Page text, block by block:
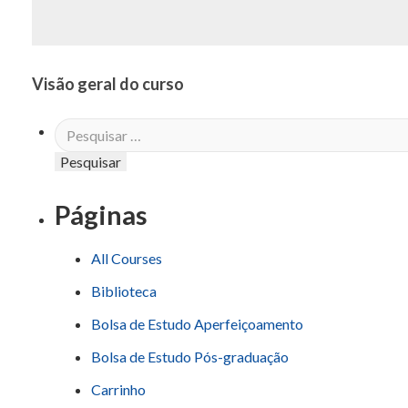
Visão geral do curso
Pesquisar
por:
Páginas
All Courses
Biblioteca
Bolsa de Estudo Aperfeiçoamento
Bolsa de Estudo Pós-graduação
Carrinho